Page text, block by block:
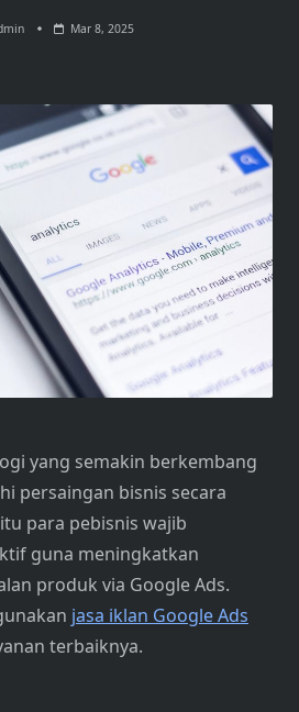
Mar 8, 2025
yang semakin berkembang
persaingan bisnis secara
para pebisnis wajib
guna meningkatkan
produk via Google Ads.
jasa iklan Google Ads
terbaiknya.